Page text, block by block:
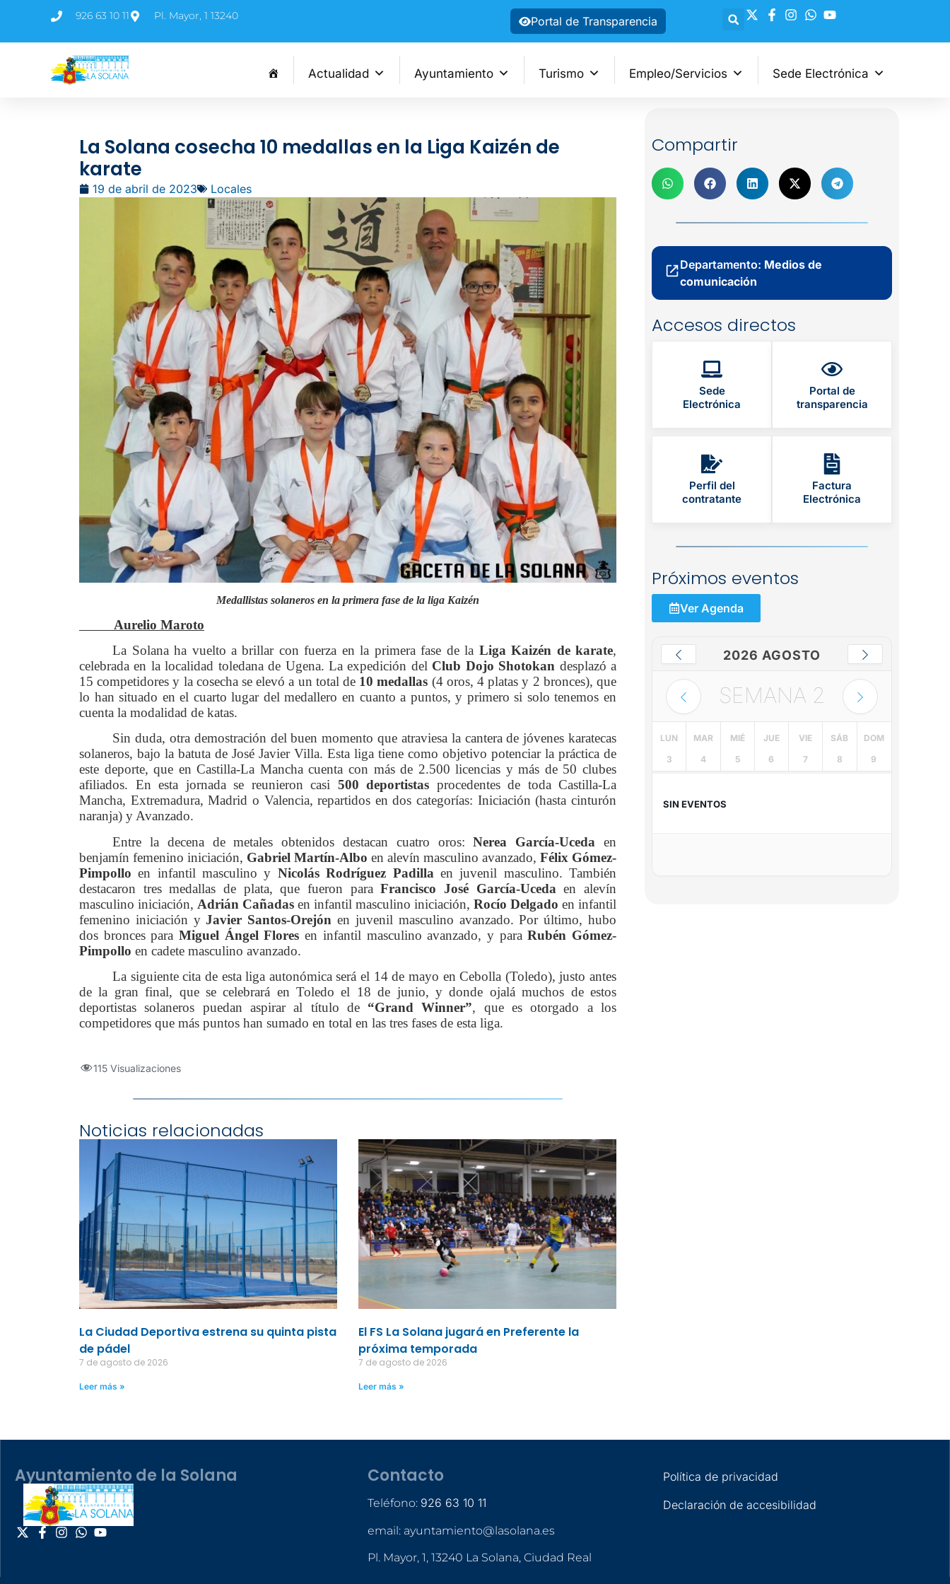
926 63 10 11 Pl. Mayor, 1 13240 Portal de Transparencia
Actualidad Ayuntamiento Turismo Empleo/Servicios Sede Electrónica
La Solana cosecha 10 medallas en la Liga Kaizén de
karate
19 de abril de 2023 Locales
Medallistas solaneros en la primera fase de la liga Kaizén
Aurelio Maroto
La Solana ha vuelto a brillar con fuerza en la primera fase de la Liga Kaizén de karate,
celebrada en la localidad toledana de Ugena. La expedición del Club Dojo Shotokan desplazó a
15 competidores y la cosecha se elevó a un total de 10 medallas (4 oros, 4 platas y 2 bronces), que
lo han situado en el cuarto lugar del medallero en cuanto a puntos, y primero si solo tenemos en
cuenta la modalidad de katas.
Sin duda, otra demostración del buen momento que atraviesa la cantera de jóvenes karatecas
solaneros, bajo la batuta de José Javier Villa. Esta liga tiene como objetivo potenciar la práctica de
este deporte, que en Castilla-La Mancha cuenta con más de 2.500 licencias y más de 50 clubes
afiliados. En esta jornada se reunieron casi 500 deportistas procedentes de toda Castilla-La
Mancha, Extremadura, Madrid o Valencia, repartidos en dos categorías: Iniciación (hasta cinturón
naranja) y Avanzado.
Entre la decena de metales obtenidos destacan cuatro oros:Nerea García-Uceda en
benjamín femenino iniciación, Gabriel Martín-Albo en alevín masculino avanzado, Félix Gómez-
Pimpollo en infantil masculino y Nicolás Rodríguez Padilla en juvenil masculino. También
destacaron tres medallas de plata, que fueron paraFrancisco José García-Uceda en alevín
masculino iniciación, Adrián Cañadas en infantil masculino iniciación, Rocío Delgado en infantil
femenino iniciación yJavier Santos-Orejón en juvenil masculino avanzado. Por último, hubo
dos bronces paraMiguel Ángel Floresen infantil masculino avanzado, y paraRubén Gómez-
Pimpollo en cadete masculino avanzado.
La siguiente cita de esta liga autonómica será el 14 de mayo en Cebolla (Toledo), justo antes
de la gran final, que se celebrará en Toledo el 18 de junio, y donde ojalá muchos de estos
deportistas solaneros puedan aspirar al título de “Grand Winner”, que es otorgado a los
competidores que más puntos han sumado en total en las tres fases de esta liga.
115 Visualizaciones
Noticias relacionadas
La Ciudad Deportiva estrena su quinta pista
de pádel
7 de agosto de 2026
Leer más »
El FS La Solana jugará en Preferente la
próxima temporada
7 de agosto de 2026
Leer más »
Compartir
Departamento: Medios de
comunicación
Accesos directos
Sede
Electrónica
Portal de
transparencia
Perfil del
contratante
Factura
Electrónica
Próximos eventos
Ver Agenda
2026 AGOSTO
SEMANA 2
LUN
3
MAR
4
MIÉ
5
JUE
6
VIE
7
SÁB
8
DOM
9
SIN EVENTOS
Ayuntamiento de la Solana Contacto
Teléfono: 926 63 10 11
email: ayuntamiento@lasolana.es
Pl. Mayor, 1, 13240 La Solana, Ciudad Real
Política de privacidad
Declaración de accesibilidad